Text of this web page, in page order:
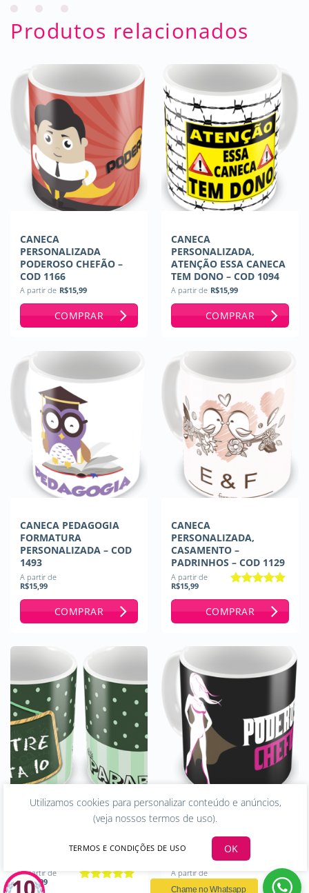
Produtos relacionados
CANECA
PERSONALIZADA
PODEROSO CHEFÃO –
COD 1166
A partir de R$15,99
COMPRAR
CANECA
PERSONALIZADA,
ATENÇÃO ESSA CANECA
TEM DONO – COD 1094
A partir de R$15,99
COMPRAR
CANECA PEDAGOGIA
FORMATURA
PERSONALIZADA – COD
1493
A partir de
R$15,99
COMPRAR
CANECA
PERSONALIZADA,
CASAMENTO –
PADRINHOS – COD 1129
A partir de
R$15,99
COMPRAR
PROFESSOR – COD 1091
A partir de
R$15,99
CANECA
PERSONALIZADA
PODEROSA CHEFONA –
COD 1169
A partir de
R$15,99
Chame no Whatsapp
Utilizamos cookies para personalizar conteúdo e anúncios,
(veja nossos termos de uso).
TERMOS E CONDIÇÕES DE USO OK